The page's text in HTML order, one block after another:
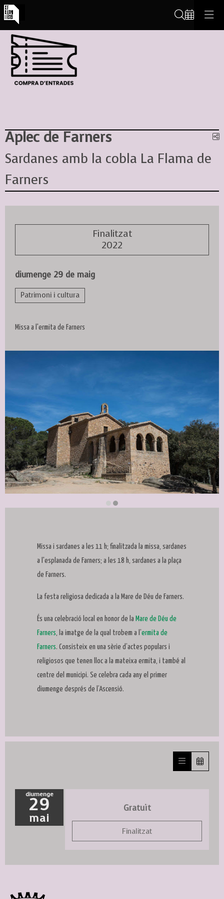
Aplec de Farners
Sardanes amb la cobla La Flama de
Farners
Finalitzat
2022
diumenge 29 de maig
Patrimoni i cultura
Missa a l'ermita de Farners
Missa i sardanes a les 11 h; finalitzada la missa, sardanes
a l'esplanada de Farners; a les 18 h, sardanes a la plaça
de Farners.
La festa religiosa dedicada a la Mare de Déu de Farners.
És una celebració local en honor de la Mare de Déu de
Farners, la imatge de la qual trobem a l’ermita de
Farners. Consisteix en una sèrie d’actes populars i
religiosos que tenen lloc a la mateixa ermita, i també al
centre del municipi. Se celebra cada any el primer
diumenge després de l’Ascensió.
diumenge
29
mai
Gratuït
Finalitzat